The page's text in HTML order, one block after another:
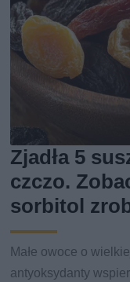
Zjadła 5
czczo.
sorbitol
Małe owoce o
antyoksydanty